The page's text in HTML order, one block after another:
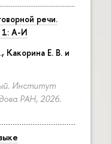
речи.
1: А-И
Какорина Е. В. и
Институт
РАН, 2026.